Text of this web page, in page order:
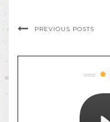
PREVIOUS POSTS